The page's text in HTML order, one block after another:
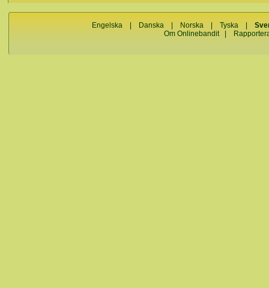
Engelska Danska Norska |Tyska |
Om Onlinebandit|